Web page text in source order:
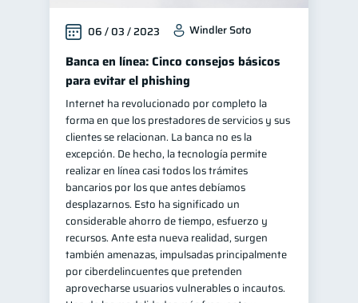
Educación Financiera 1
Mipymes 1
Información financiera 1
Salud mental 1
Retiro Doble sueldo
Gasto responsable
información financiera
06 / 03 / 2023 Windler Soto
Banca en línea: Cinco consejos básicos
para evitar el phishing
Internet ha revolucionado por completo la
forma en que los prestadores de servicios y sus
clientes se relacionan. La banca no es la
excepción. De hecho, la tecnología permite
realizar en línea casi todos los trámites
bancarios por los que antes debíamos
desplazarnos. Esto ha significado un
considerable ahorro de tiempo, esfuerzo y
recursos. Ante esta nueva realidad, surgen
también amenazas, impulsadas principalmente
por ciberdelincuentes que pretenden
aprovecharse usuarios vulnerables o incautos.